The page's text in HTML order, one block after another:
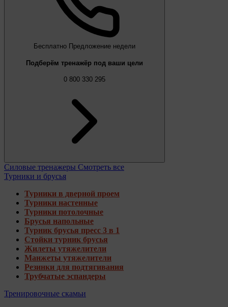
Бесплатно Предложение недели
Подберём тренажёр под ваши цели
0 800 330 295
Силовые тренажеры Смотреть все
Турники и брусья
Турники в дверной проем
Турники настенные
Турники потолочные
Брусья напольные
Турник брусья пресс 3 в 1
Стойки турник брусья
Жилеты утяжелители
Манжеты утяжелители
Резинки для подтягивания
Трубчатые эспандеры
Тренировочные скамьи